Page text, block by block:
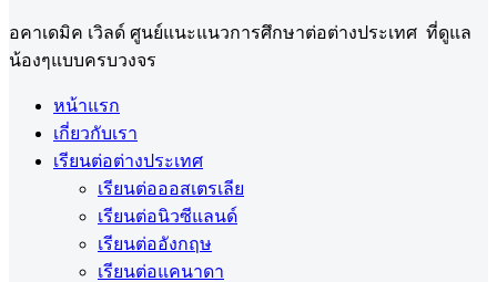
อคาเดมิค เวิลด์ ศูนย์แนะแนวการศึกษาต่อต่างประเทศ ที่ดูแล
น้องๆแบบครบวงจร
หน้าแรก
เกี่ยวกับเรา
เรียนต่อต่างประเทศ
เรียนต่อออสเตรเลีย
เรียนต่อนิวซีแลนด์
เรียนต่ออังกฤษ
เรียนต่อแคนาดา